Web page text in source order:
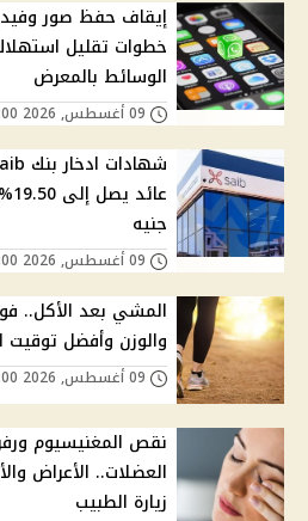
إيقاف حفظ صور
خطوات تقليل
الوسائط بالمعرض
جنيه
المشي بعد الأكل..
والوزن وأفضل توقيت
نقص المغنيسيوم
العضلات.. الأعراض
زيارة الطبيب